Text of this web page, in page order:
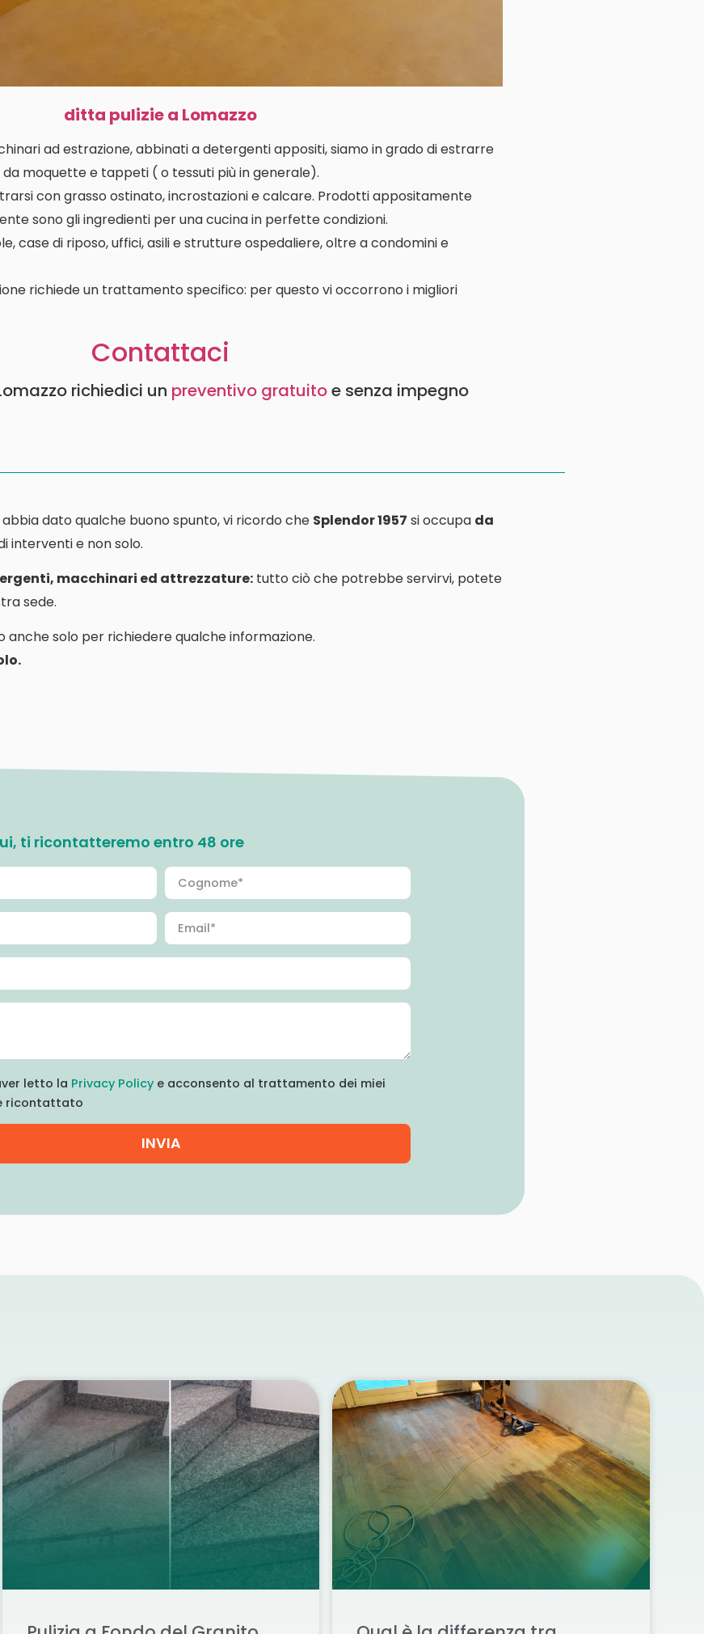
ditta pulizie a Lomazzo
ad estrazione, abbinati a detergenti appositi, siamo in grado di estrarre
moquette e tappeti ( o tessuti più in generale).
con grasso ostinato, incrostazioni e calcare. Prodotti appositamente
sono gli ingredienti per una cucina in perfette condizioni.
case di riposo, uffici, asili e strutture ospedaliere, oltre a condomini e
richiede un trattamento specifico: per questo vi occorrono i migliori
Contattaci
richiedici un preventivo gratuitoe senza impegno
dato qualche buono spunto, vi ricordo che Splendor 1957 si occupa da
interventi e non solo.
macchinari ed attrezzature: tutto ciò che potrebbe servirvi, potete
sede.
solo per richiedere qualche informazione.
ti ricontatteremo entro 48 ore
letto la Privacy Policy e acconsento al trattamento dei miei
ricontattato
INVIA